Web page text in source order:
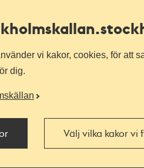
vi kakor, cookies, för att
dig.
Välj vilka kakor vi